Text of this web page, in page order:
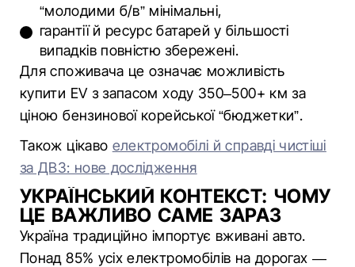
“молодими б/в” мінімальні,
гарантії й ресурс батарей у більшості
випадків повністю збережені.
Для споживача це означає можливість
купити EV з запасом ходу 350–500+ км за
ціною бензинової корейської “бюджетки”.
Також цікаво електромобілі й справді чистіші
за ДВЗ: нове дослідження
УКРАЇНСЬКИЙ КОНТЕКСТ: ЧОМУ
ЦЕ ВАЖЛИВО САМЕ ЗАРАЗ
Україна традиційно імпортує вживані авто.
Понад 85% усіх електромобілів на дорогах —